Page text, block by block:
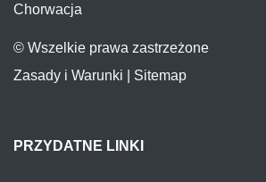
Chorwacja
© Wszelkie prawa zastrzeżone
Zasady i Warunki
Sitemap
PRZYDATNE LINKI